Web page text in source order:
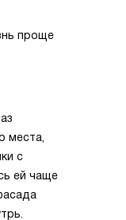
проще
места,
с
ей чаще